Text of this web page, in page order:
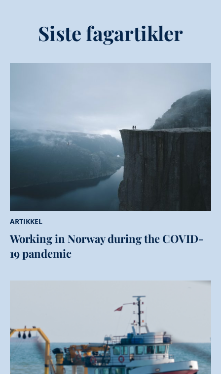
Siste fagartikler
ARTIKKEL
Working in Norway during the COVID-
19 pandemic